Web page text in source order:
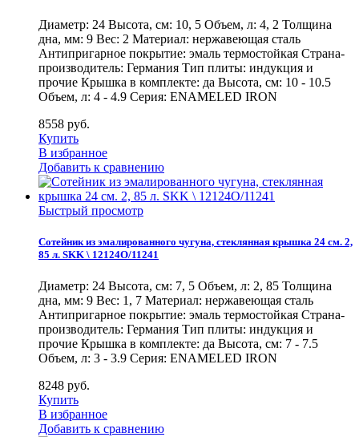
Диаметр: 24 Высота, см: 10, 5 Объем, л: 4, 2 Толщина
дна, мм: 9 Вес: 2 Материал: нержавеющая сталь
Антипригарное покрытие: эмаль термостойкая Страна-
производитель: Германия Тип плиты: индукция и
прочие Крышка в комплекте: да Высота, см: 10 - 10.5
Объем, л: 4 - 4.9 Серия: ENAMELED IRON
8558 руб.
Купить
В избранное
Добавить к сравнению
Быстрый просмотр
Сотейник из эмалированного чугуна, стеклянная крышка 24 см. 2,
85 л. SKK \ 12124O/11241
Диаметр: 24 Высота, см: 7, 5 Объем, л: 2, 85 Толщина
дна, мм: 9 Вес: 1, 7 Материал: нержавеющая сталь
Антипригарное покрытие: эмаль термостойкая Страна-
производитель: Германия Тип плиты: индукция и
прочие Крышка в комплекте: да Высота, см: 7 - 7.5
Объем, л: 3 - 3.9 Серия: ENAMELED IRON
8248 руб.
Купить
В избранное
Добавить к сравнению